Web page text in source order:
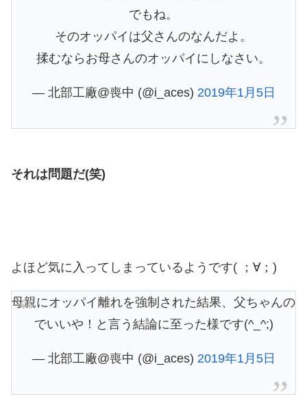
でもね。
そのオッパイは父さんのなんだよ。
揉むならお母さんのオッパイにしなさい。
— 北部工廠@喪中 (@i_aces) 2019年1月5日
それは問題だ(笑)
よほど気に入ってしまっているようです( ；∀；)
母親にオッパイ離れを強制された結果、父ちゃんの
でいいや！と言う結論に至った様です(^_^;)
— 北部工廠@喪中 (@i_aces) 2019年1月5日